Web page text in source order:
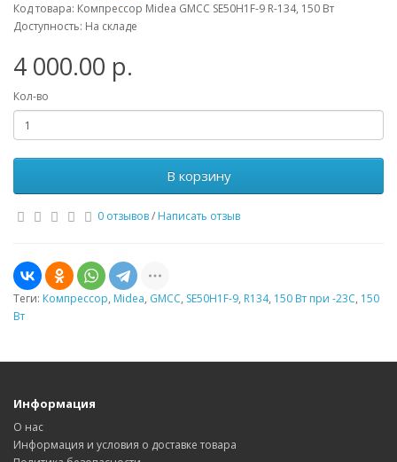
Код товара: Компрессор Midea GMCC SE50H1F-9 R-134, 150 Вт
Доступность: На складе
4 000.00 р.
Кол-во
В корзину
0 отзывов/ Написать отзыв
Теги: Компрессор, Midea, GMCC, SE50H1F-9, R134, 150 Вт при -23С, 150
Вт
Информация
О нас
Информация и условия о доставке товара